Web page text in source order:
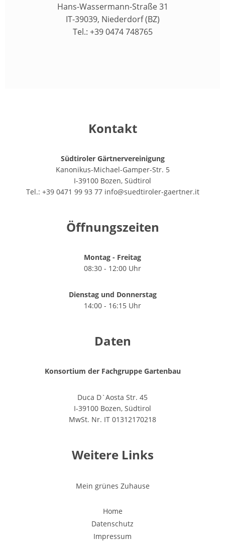
Hans-Wassermann-Straße 31
IT-39039, Niederdorf (BZ)
Tel.: +39 0474 748765
Kontakt
Südtiroler Gärtnervereinigung
Kanonikus-Michael-Gamper-Str. 5
I-39100 Bozen, Südtirol
Tel.: +39 0471 99 93 77 info@suedtiroler-gaertner.it
Öffnungszeiten
Montag - Freitag
08:30 - 12:00 Uhr
Dienstag und Donnerstag
14:00 - 16:15 Uhr
Daten
Konsortium der Fachgruppe Gartenbau
Duca D`Aosta Str. 45
I-39100 Bozen, Südtirol
MwSt. Nr. IT 01312170218
Weitere Links
Mein grünes Zuhause
Home
Datenschutz
Impressum